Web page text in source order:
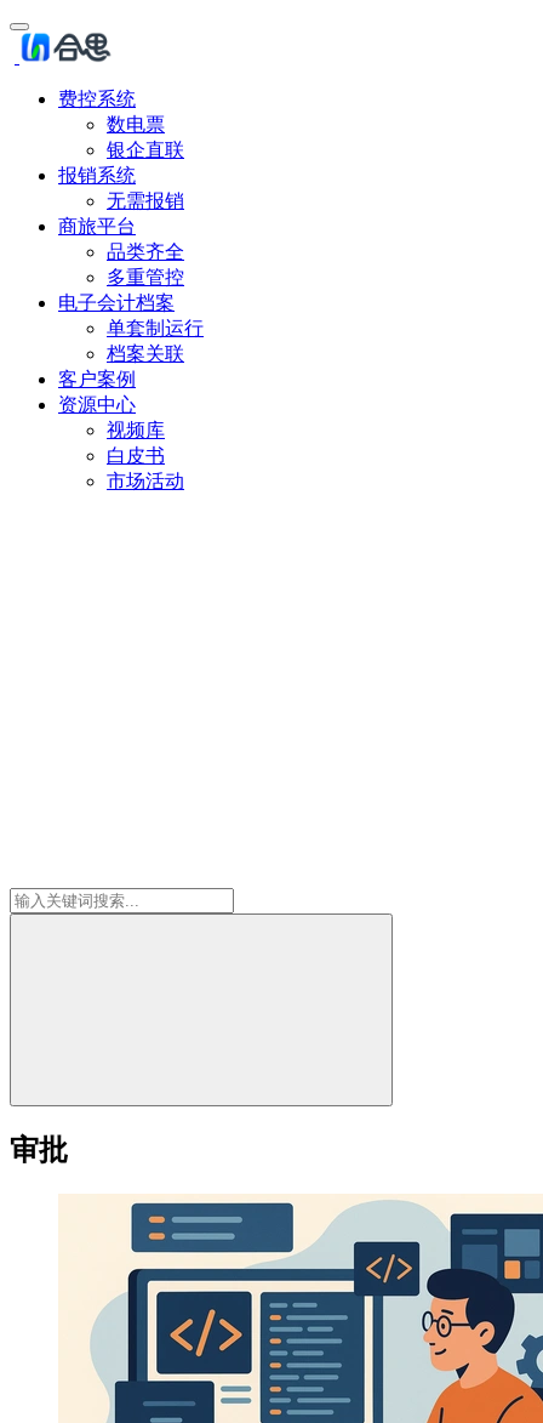
费控系统
数电票
银企直联
报销系统
无需报销
商旅平台
品类齐全
多重管控
电子会计档案
单套制运行
档案关联
客户案例
资源中心
视频库
白皮书
市场活动
审批